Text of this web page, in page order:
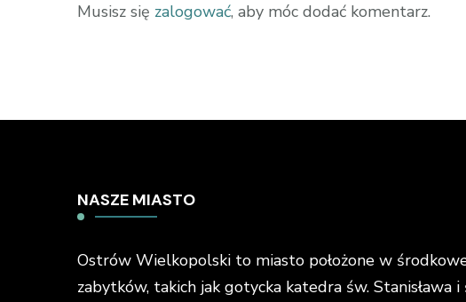
Musisz się zalogować, aby móc dodać komentarz.
NASZE MIASTO
Ostrów Wielkopolski to miasto położone w
zabytków, takich jak gotycka katedra św. Stanisława